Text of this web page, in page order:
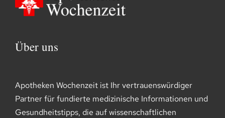
Über uns
Apotheken Wochenzeit ist Ihr vertrauenswürdiger
Partner für fundierte medizinische Informationen und
Gesundheitstipps, die auf wissenschaftlichen